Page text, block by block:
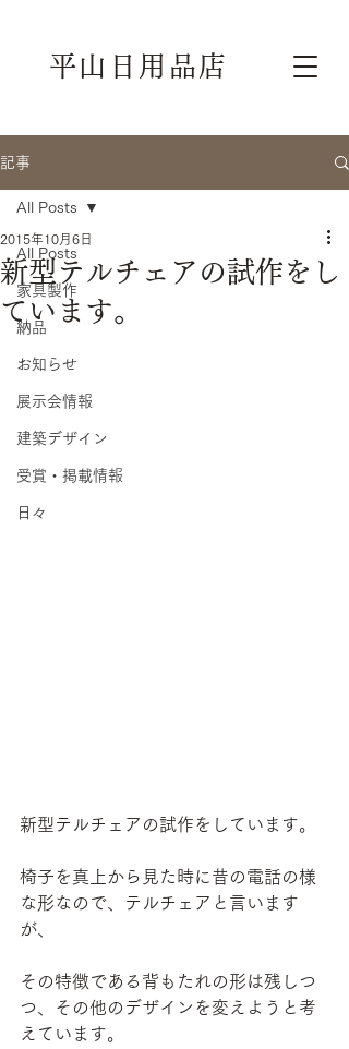
平山日用品店
記事
All Posts
家具製作
納品
お知らせ
展示会情報
建築デザイン
受賞・掲載情報
日々
All Posts
新型テルチェアの試作をし
ています。
2015年10月6日
新型テルチェアの試作をしています。
椅子を真上から見た時に昔の電話の様
な形なので、テルチェアと言います
が、
その特徴である背もたれの形は残しつ
つ、その他のデザインを変えようと考
えています。